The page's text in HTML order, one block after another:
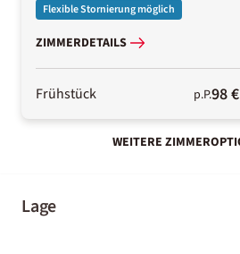
Flexible Stornierung möglich
ZIMMERDETAILS
Frühstück p.P.98 €
WEITERE
Lage